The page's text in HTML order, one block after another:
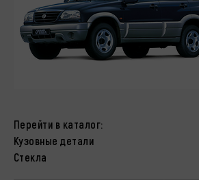
Перейти в каталог:
Кузовные детали
Стекла